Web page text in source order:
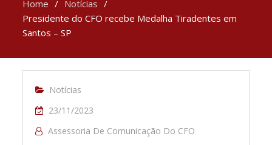
Home
Notícias
Presidente do CFO recebe Medalha Tiradentes em
Santos – SP
Notícias
23/11/2023
Assessoria De Comunicação Do CFO